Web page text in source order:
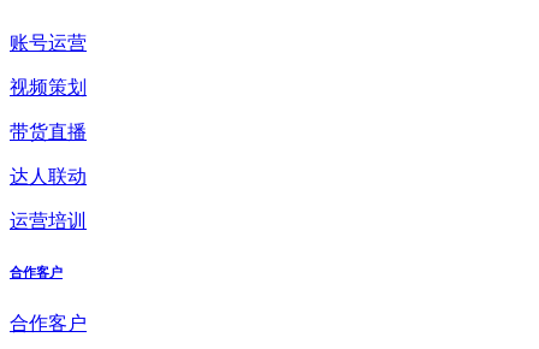
账号运营
视频策划
带货直播
达人联动
运营培训
合作客户
合作客户